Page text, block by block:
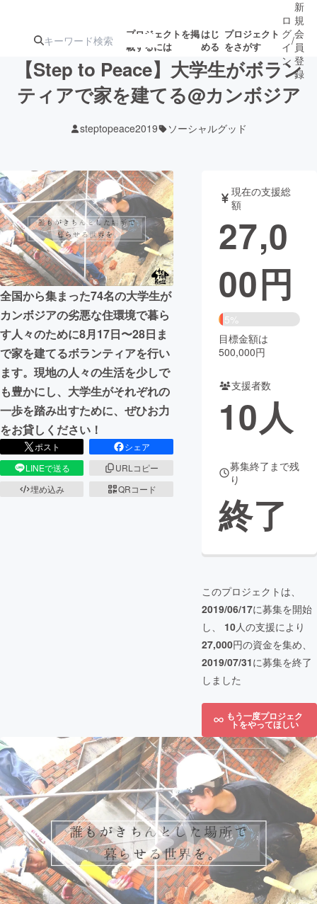
プロジェクトを掲
載するには
はじ
める
プロジェクト
をさがす
ターン
ジェクト
ロジェクト
アート・写真 音楽
テクノロジー・ガジェット ゲーム・
映像・映画 書籍・雑誌
ビジネス・起業 チャレンジ
まちづくり・地域活性化
CAMPFIRE for Social Good
CAMPFIRE Creation
CAMPFIREふるさと納税machi-ya コミュニティ
ロ
グ
イ
ン
/
新
規
会
員
登
録
【Step to Peace】大学生がボラン
ティアで家を建てる@カンボジア
steptopeace2019 ソーシャルグッド
全国から集まった74名の大学生が
カンボジアの劣悪な住環境で暮ら
す人々のために8月17日〜28日ま
で家を建てるボランティアを行い
ます。現地の人々の生活を少しで
も豊かにし、大学生がそれぞれの
一歩を踏み出すために、ぜひお力
をお貸しください！
ポスト
シェア
LINEで送る
URLコピー
埋め込み
QRコード
現在の支援総
額
27,0
00円
5%
目標金額は
500,000円
支援者数
10人
募集終了まで残
り
終了
このプロジェクトは、
2019/06/17に募集を開始
し、 10人の支援により
27,000円の資金を集め、
2019/07/31に募集を終了
しました
もう一度プロジェク
トをやってほしい